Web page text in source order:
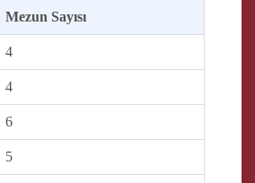
Mezun Sayısı
4
4
6
5